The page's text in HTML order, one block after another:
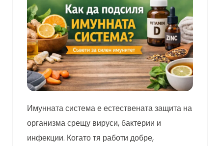
Имунната система е естествената защита на
организма срещу вируси, бактерии и
инфекции. Когато тя работи добре,